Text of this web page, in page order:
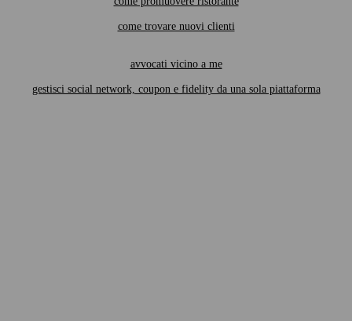
come trovare nuovi clienti
avvocati vicino a me
gestisci social network, coupon e fidelity da una sola piattaforma